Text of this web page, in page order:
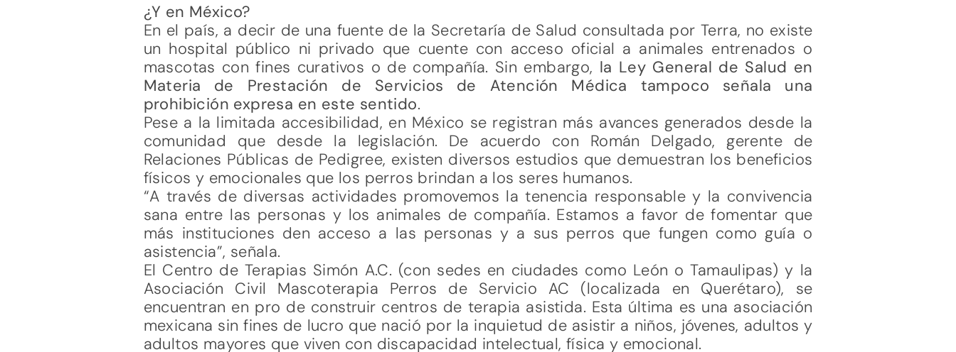
¿Y en México?
En el país, a decir de una fuente de la Secretaría de Salud consultada por Terra, no existe
un hospital público ni privado que cuente con acceso oficial a animales entrenados o
mascotas con fines curativos o de compañía. Sin embargo, la Ley General de Salud en
Materia de Prestación de Servicios de Atención Médica tampoco señala una
prohibición expresa en este sentido.
Pese a la limitada accesibilidad, en México se registran más avances generados desde la
comunidad que desde la legislación. De acuerdo con Román Delgado, gerente de
Relaciones Públicas de Pedigree, existen diversos estudios que demuestran los beneficios
físicos y emocionales que los perros brindan a los seres humanos.
“A través de diversas actividades promovemos la tenencia responsable y la convivencia
sana entre las personas y los animales de compañía. Estamos a favor de fomentar que
más instituciones den acceso a las personas y a sus perros que fungen como guía o
asistencia”, señala.
El Centro de Terapias Simón A.C. (con sedes en ciudades como León o Tamaulipas) y la
Asociación Civil Mascoterapia Perros de Servicio AC (localizada en Querétaro), se
encuentran en pro de construir centros de terapia asistida. Esta última es una asociación
mexicana sin fines de lucro que nació por la inquietud de asistir a niños, jóvenes, adultos y
adultos mayores que viven con discapacidad intelectual, física y emocional.